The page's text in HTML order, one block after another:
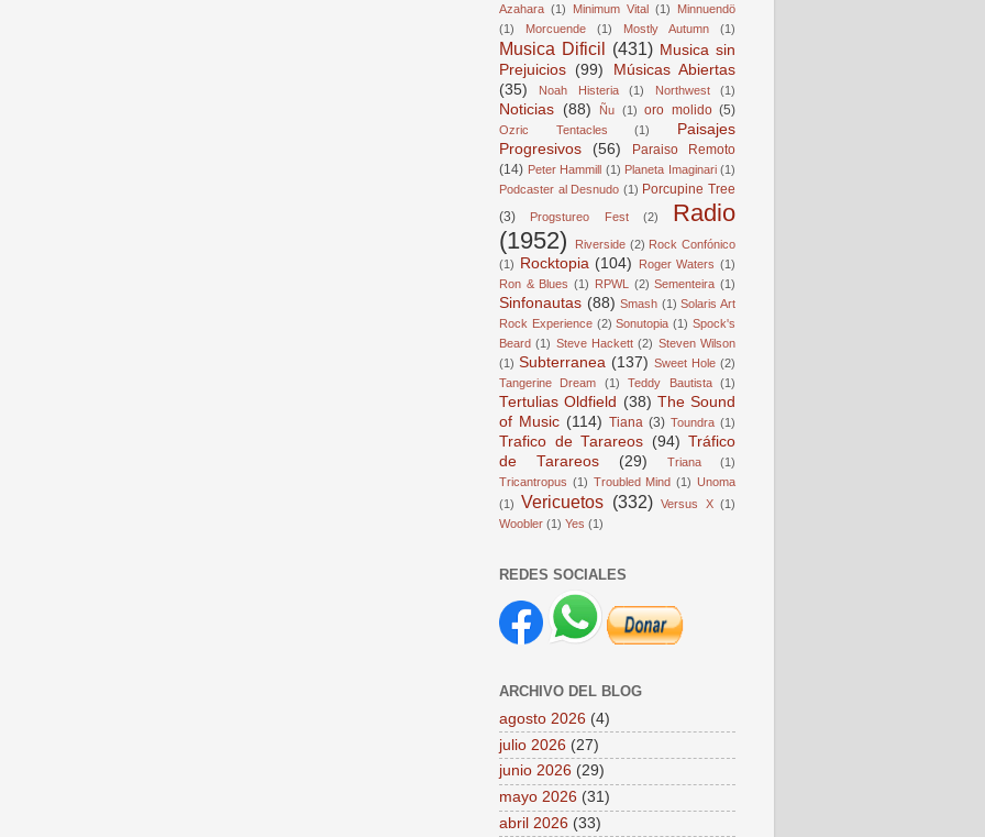
Azahara (1) Minimum Vital (1)
Minnuendö
(1)
Morcuende (1) Mostly Autumn (1)
Musica Dificil (431) Musica sin
Prejuicios (99)
Músicas Abiertas
(35)
Noah Histeria (1) Northwest (1)
Noticias (88) Ñu (1) oro molido (5)
Ozric Tentacles (1)
Paisajes
Progresivos
(56)
Paraiso Remoto
(14) Peter Hammill (1) Planeta Imaginari (1)
Podcaster al Desnudo (1) Porcupine Tree
(3)
Progstureo Fest (2)
Radio
(1952)
Riverside (2) Rock Confónico
(1) Rocktopia (104) Roger Waters (1)
Ron & Blues (1) RPWL (2) Sementeira (1)
Sinfonautas (88) Smash (1) Solaris Art
Rock Experience (2) Sonutopia (1) Spock's
Beard (1) Steve Hackett (2) Steven Wilson
(1) Subterranea (137) Sweet Hole (2)
Tangerine Dream
(1) Teddy Bautista (1)
Tertulias Oldfield (38) The Sound
of Music (114) Tiana (3) Toundra (1)
Trafico de Tarareos (94) Tráfico
de Tarareos
(29) Triana
(1)
Tricantropus (1) Troubled Mind (1) Unoma
(1)
Vericuetos (332) Versus X (1)
Woobler (1) Yes (1)
REDES SOCIALES
ARCHIVO DEL BLOG
agosto 2026 (4)
julio 2026 (27)
junio 2026 (29)
mayo 2026 (31)
abril 2026 (33)